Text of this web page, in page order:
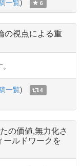
一覧) 6
の視点による重
一覧)
4
の価値,無力化さ
ールドワークを